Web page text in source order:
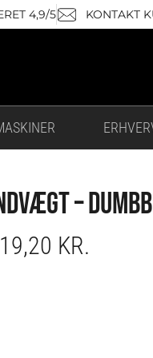
4,9/5 KONTAKT
–
PRICE
KR.